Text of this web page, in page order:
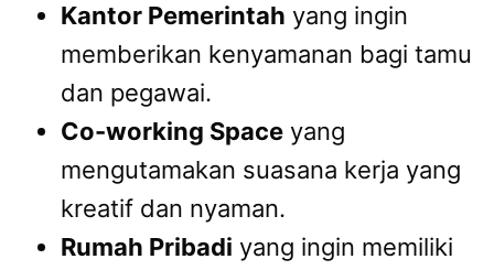
Kantor Pemerintah yang ingin
memberikan kenyamanan bagi tamu
dan pegawai.
Co-working Space yang
mengutamakan suasana kerja yang
kreatif dan nyaman.
Rumah Pribadi yang ingin memiliki